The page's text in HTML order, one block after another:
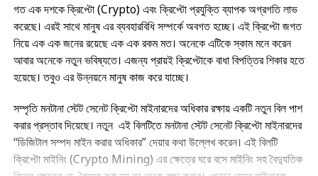
গত এক দশকে ক্রিপ্টো (Crypto) এবং ক্রিপ্টো প্রযুক্তি ব্যাপক অগ্রগতি লাভ
করেছে। এরই সাথে মানুষ এর ব্যবহারবিধি সম্পর্কে অবগত হচ্ছে। এই ক্রিপ্টো জগত
নিয়ে এক এক জনের রয়েছে এক এক রকম মত। অনেকে এটিকে স্কাম মনে করেন
আবার অনেকে নতুন ভবিষ্যতে। এজন্য প্রায়ই ক্রিপ্টোকে বাধা বিপত্তির শিকার হতে
হয়েছে। তবুও এর উন্নয়নে মানুষ কাজ করে যাচ্ছে।
সম্পৃতি মনটানা স্টেট সেনেট ক্রিপ্টো মাইনারদের অধিকার রক্ষায় একটি নতুন বিল পাশ
করার প্রস্তাব দিয়েছে। নতুন এই বিলটিতে মনটানা স্টেট সেনেট ক্রিপ্টো মাইনারদের
“ডিজিটাল সম্পদ মাইন করার অধিকার” দেয়ার কথা উল্লেখ করেন। এই বিলটি
ক্রিপ্টো মাইনিং (Crypto Mining) এর ক্ষেত্রে ঘরে বসে মাইনিং সহ বৈদ্যুতিক